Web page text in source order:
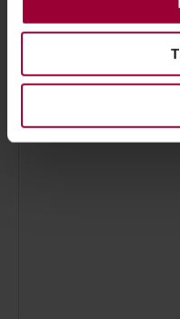
Verksamhetsutvecklare
Skicka e-post